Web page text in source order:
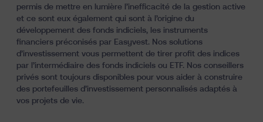
permis de mettre en lumière l’inefficacité de la gestion active
et ce sont eux également qui sont à l’origine du
développement des fonds indiciels, les instruments
financiers préconisés par Easyvest. Nos solutions
d’investissement vous permettent de tirer profit des indices
par l’intermédiaire des fonds indiciels ou ETF. Nos conseillers
privés sont toujours disponibles pour vous aider à construire
des portefeuilles d’investissement personnalisés adaptés à
vos projets de vie.